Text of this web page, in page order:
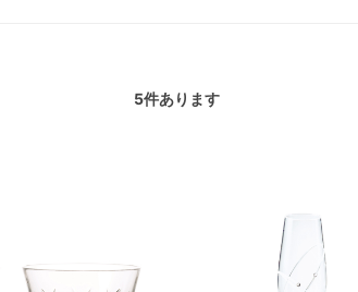
5件あります